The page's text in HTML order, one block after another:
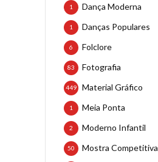
Dança Moderna
1
Danças Populares
1
Folclore
6
Fotografia
83
Material Gráfico
449
Meia Ponta
1
Moderno Infantil
2
Mostra Competitiva
50